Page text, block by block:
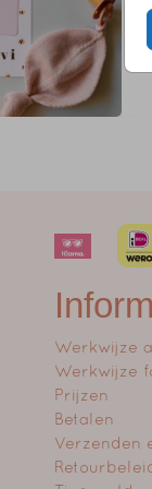
Werkwijze
Werkwijze
Prijzen
Betalen
Verzenden